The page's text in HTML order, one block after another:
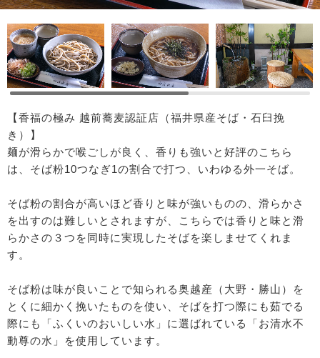
【香福の極み 越前蕎麦認証店（福井県産そば・石臼挽
き）】
麺が滑らかで喉ごしが良く、香りも強いと好評のこちら
は、そば粉10つなぎ1の割合で打つ、いわゆる外一そば。
そば粉の割合が高いほど香りと味が強いものの、滑らかさ
を出すのは難しいとされますが、こちらでは香りと味と滑
らかさの３つを同時に実現したそばを楽しませてくれま
す。
そば粉は味が良いことで知られる奥越産（大野・勝山）を
とくに細かく挽いたものを使い、そばを打つ際にも茹でる
際にも「ふくいのおいしい水」に選ばれている「お清水不
動尊の水」を使用しています。